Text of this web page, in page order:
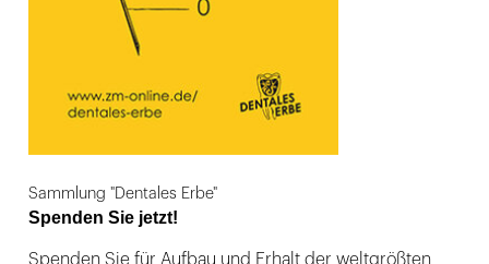
Sammlung "Dentales Erbe"
Spenden Sie jetzt!
Spenden Sie für Aufbau und Erhalt der weltgrößten